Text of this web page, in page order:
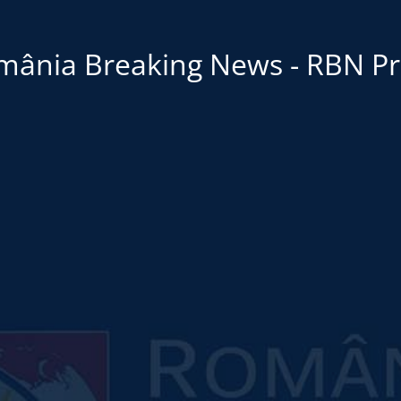
Breaking News - RBN